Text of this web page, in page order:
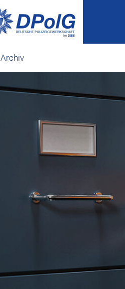
Archiv